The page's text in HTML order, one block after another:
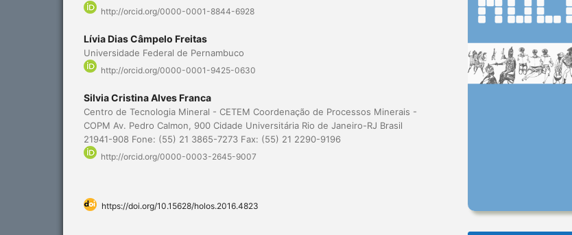
http://orcid.org/0000-0001-8844-6928
Lívia Dias Câmpelo Freitas
Universidade Federal de Pernambuco
http://orcid.org/0000-0001-9425-0630
Silvia Cristina Alves Franca
Centro de Tecnologia Mineral - CETEM Coordenação de Processos Minerais -
COPM Av. Pedro Calmon, 900 Cidade Universitária Rio de Janeiro-RJ Brasil
21941-908 Fone: (55) 21 3865-7273 Fax: (55) 21 2290-9196
http://orcid.org/0000-0003-2645-9007
https://doi.org/10.15628/holos.2016.4823